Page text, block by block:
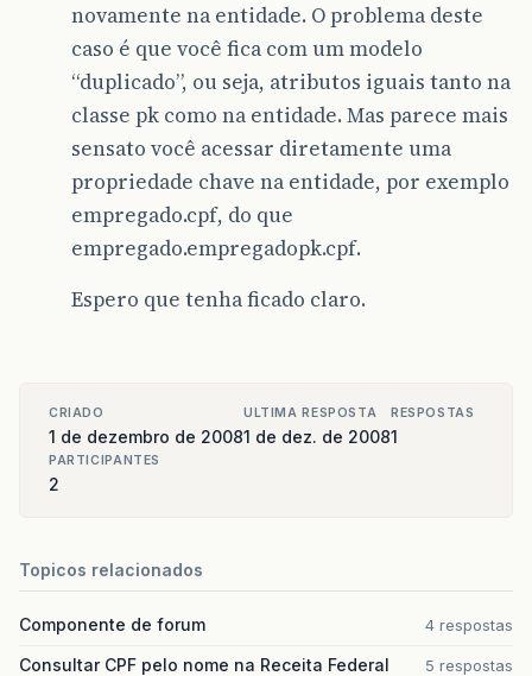
novamente na entidade. O problema deste
caso é que você fica com um modelo
“duplicado”, ou seja, atributos iguais tanto na
classe pk como na entidade. Mas parece mais
sensato você acessar diretamente uma
propriedade chave na entidade, por exemplo
empregado.cpf, do que
empregado.empregadopk.cpf.
Espero que tenha ficado claro.
CRIADO
1 de dezembro de 2008
ULTIMA RESPOSTA
1 de dez. de 2008
RESPOSTAS
1
PARTICIPANTES
2
Topicos relacionados
Componente de forum 4 respostas
Consultar CPF pelo nome na Receita Federal 5 respostas